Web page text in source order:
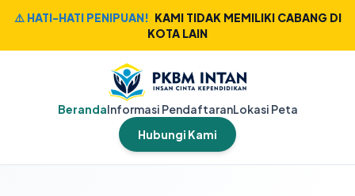
⚠️ HATI-HATI PENIPUAN! KAMI TIDAK MEMILIKI CABANG DI
KOTA LAIN
BerandaInformasi PendaftaranLokasi Peta
Hubungi Kami